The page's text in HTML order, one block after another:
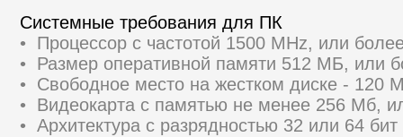
Системные требования для ПК
• Процессор с частотой 1500 MHz, или
• Размер оперативной памяти 512 МБ, или
• Свободное место на жестком диске - 120
• Видеокарта с памятью не менее 256 Мб,
• Архитектура с разрядностью 32 или 64